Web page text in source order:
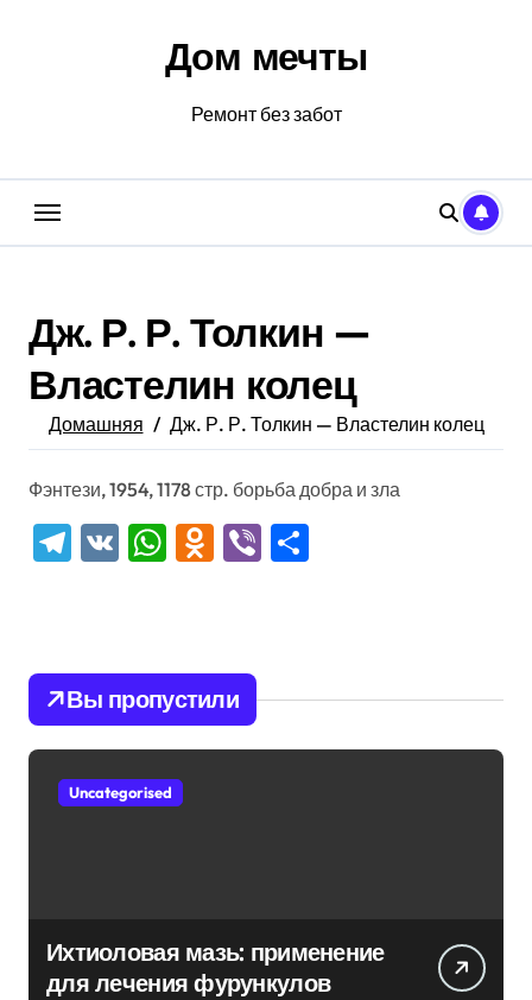
Дом мечты
Ремонт без забот
Дж. Р. Р. Толкин —
Властелин колец
Домашняя Дж. Р. Р. Толкин — Властелин колец
Фэнтези, 1954, 1178 стр. борьба добра и зла
Telegram
VK WhatsApp
Odnoklassniki
Viber
Вы пропустили
Uncategorised
Ихтиоловая мазь: применение
для лечения фурункулов